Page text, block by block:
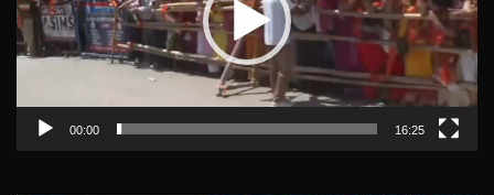
00:00 16:25